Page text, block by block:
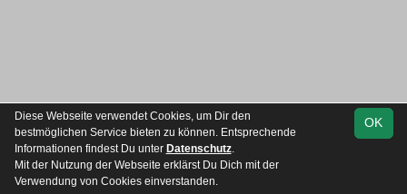
OK
Diese Webseite verwendet Cookies, um Dir den
bestmöglichen Service bieten zu können. Entsprechende
Informationen findest Du unter Datenschutz.
Mit der Nutzung der Webseite erklärst Du Dich mit der
Verwendung von Cookies einverstanden.